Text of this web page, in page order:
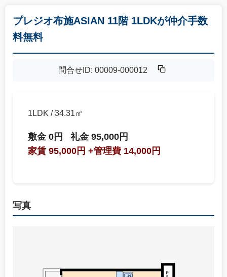
プレジオ布施ASIAN 11階 1LDKが仲介手数
料無料
問合せID: 00009-000012
1LDK / 34.31㎡
敷金 0円
礼金 95,000円
家賃 95,000円 +管理費 14,000円
写真